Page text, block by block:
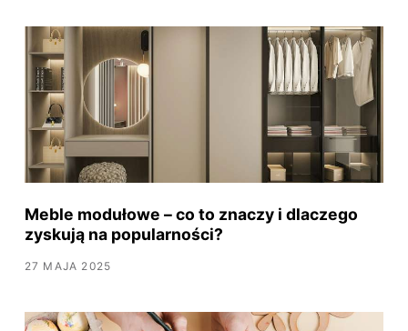
Meble modułowe – co to znaczy i dlaczego
zyskują na popularności?
27 MAJA 2025